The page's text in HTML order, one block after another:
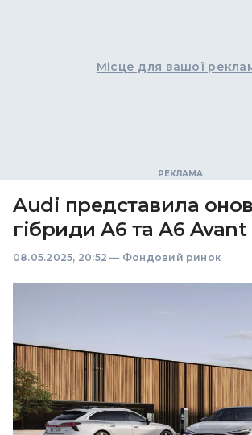
Місце для вашої
Audi представила
гібриди A6 та A6 Avant
08.05.2025, 20:52 — Фондовий ринок